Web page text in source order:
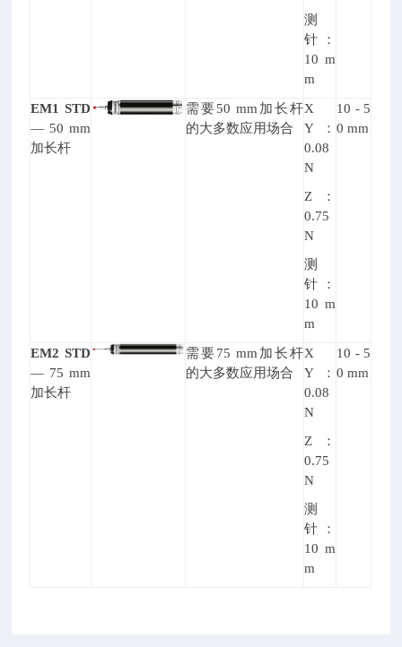
测
针：
10 m
m
EM1 STD
— 50 mm
加长杆
需要50 mm加长杆
的大多数应用场合
X
Y ：
0.08
N
Z ：
0.75
N
测
针：
10 m
m
10 - 5
0 mm
EM2 STD
— 75 mm
加长杆
需要75 mm加长杆
的大多数应用场合
X
Y ：
0.08
N
Z ：
0.75
N
测
针：
10 m
m
10 - 5
0 mm